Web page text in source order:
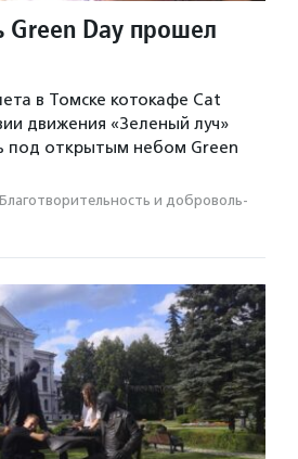
Green Day прошел
в Томске котокафе Cat
движения «Зеленый луч»
под открытым небом Green
Благотвори­тель­ность и доброволь­